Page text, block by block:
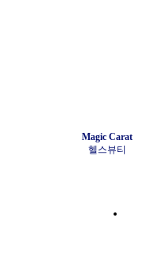
Magic Carat
헬스뷰티